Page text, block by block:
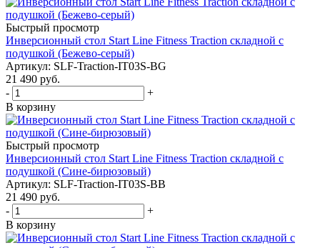
Быстрый просмотр
Инверсионный стол Start Line Fitness Traction складной с
подушкой (Бежево-серый)
Артикул: SLF-Traction-IT03S-BG
21 490 руб.
-
+
В корзину
Быстрый просмотр
Инверсионный стол Start Line Fitness Traction складной с
подушкой (Сине-бирюзовый)
Артикул: SLF-Traction-IT03S-BB
21 490 руб.
-
+
В корзину